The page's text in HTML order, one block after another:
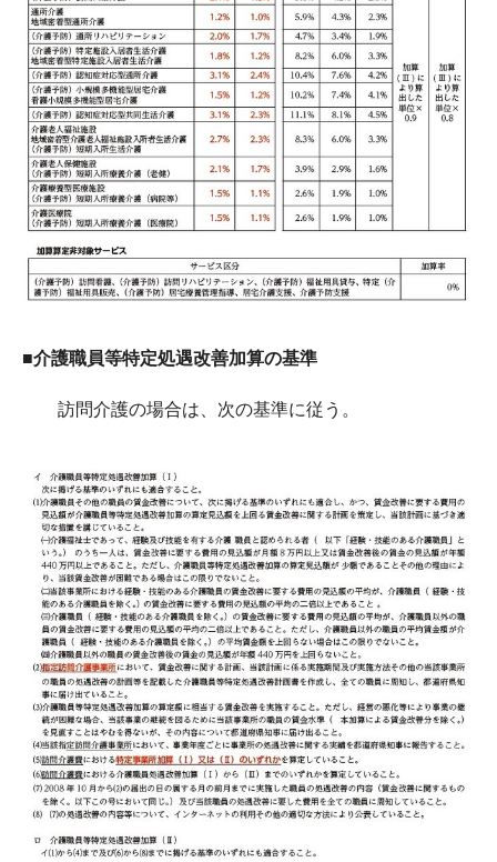
■介護職員等特定処遇改善加算の基準
訪問介護の場合は、次の基準に従う。